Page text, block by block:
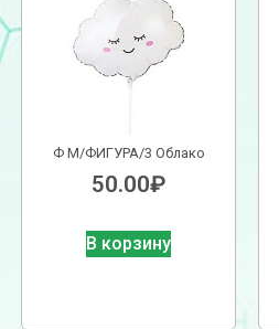
Ф М/ФИГУРА/3 Облако
50.00₽
В корзину